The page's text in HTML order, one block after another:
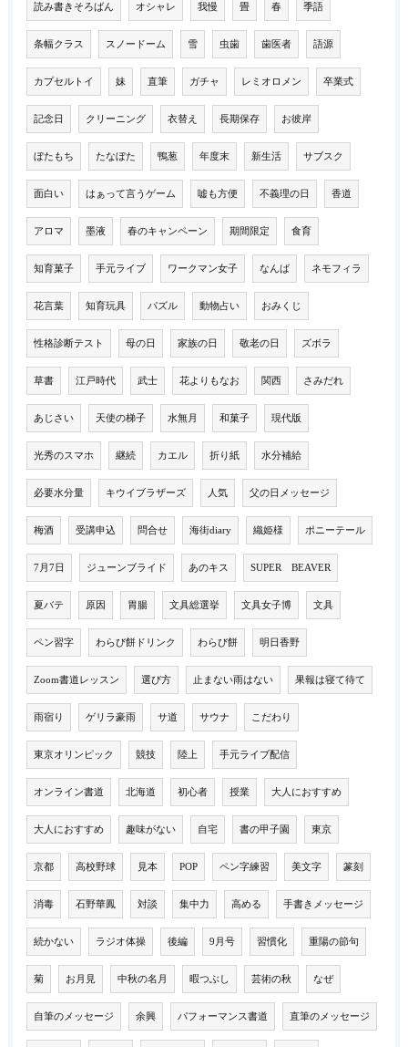
読み書きそろばん オシャレ 我慢 畳 春 季語
条幅クラス スノードーム 雪 虫歯 歯医者 語源
カプセルトイ 妹 直筆 ガチャ レミオロメン 卒業式
記念日 クリーニング 衣替え 長期保存 お彼岸
ぼたもち たなぼた 鴨葱 年度末 新生活 サブスク
面白い はぁって言うゲーム 嘘も方便 不義理の日 香道
アロマ 墨液 春のキャンペーン 期間限定 食育
知育菓子 手元ライブ ワークマン女子 なんば ネモフィラ
花言葉 知育玩具 パズル 動物占い おみくじ
性格診断テスト 母の日 家族の日 敬老の日 ズボラ
草書 江戸時代 武士 花よりもなお 関西 さみだれ
あじさい 天使の梯子 水無月 和菓子 現代版
光秀のスマホ 継続 カエル 折り紙 水分補給
必要水分量 キウイブラザーズ 人気 父の日メッセージ
梅酒 受講申込 問合せ 海街diary 織姫様 ポニーテール
7月7日 ジューンブライド あのキス SUPER BEAVER
夏バテ 原因 胃腸 文具総選挙 文具女子博 文具
ペン習字 わらび餅ドリンク わらび餅 明日香野
Zoom書道レッスン 選び方 止まない雨はない 果報は寝て待て
雨宿り ゲリラ豪雨 サ道 サウナ こだわり
東京オリンピック 競技 陸上 手元ライブ配信
オンライン書道 北海道 初心者 授業 大人におすすめ
大人におすすめ 趣味がない 自宅 書の甲子園 東京
京都 高校野球 見本 POP ペン字練習 美文字 篆刻
消毒 石野華鳳 対談 集中力 高める 手書きメッセージ
続かない ラジオ体操 後編 9月号 習慣化 重陽の節句
菊 お月見 中秋の名月 暇つぶし 芸術の秋 なぜ
自筆のメッセージ 余興 パフォーマンス書道 直筆のメッセージ